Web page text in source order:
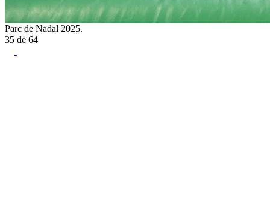
Parc de Nadal 2025.
35 de 64